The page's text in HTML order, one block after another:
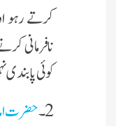
کرتے رہو
نافرمانی
کوئی پابندی
2۔ حضرت